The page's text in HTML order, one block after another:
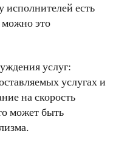
исполнителей есть
это
услуг:
услугах и
на скорость
может быть